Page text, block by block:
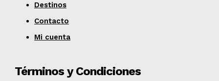
Destinos
Contacto
Mi cuenta
Términos y Condiciones